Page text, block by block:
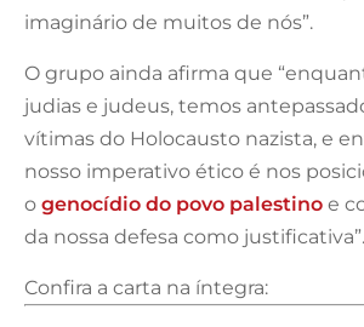
imaginário de muitos de nós”.
O grupo ainda afirma que
judias e judeus, temos
vítimas do Holocausto nazista, e
nosso imperativo ético é nos
o genocídio do povo palestino e
da nossa defesa como justificativa”.
Confira a carta na íntegra: